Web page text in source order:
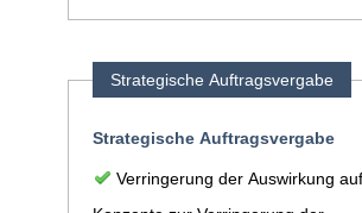
Strategische Auftragsvergabe
Strategische Auftragsvergabe
Verringerung der Auswirkung